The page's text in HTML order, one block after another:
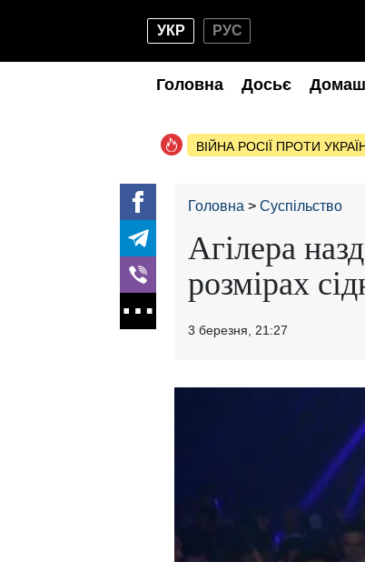
УКР РУС
Головна Досьє
ВІЙНА РОСІЇ ПРОТИ
Головна Суспільство
Агілера
розмірах
3 березня, 21:27